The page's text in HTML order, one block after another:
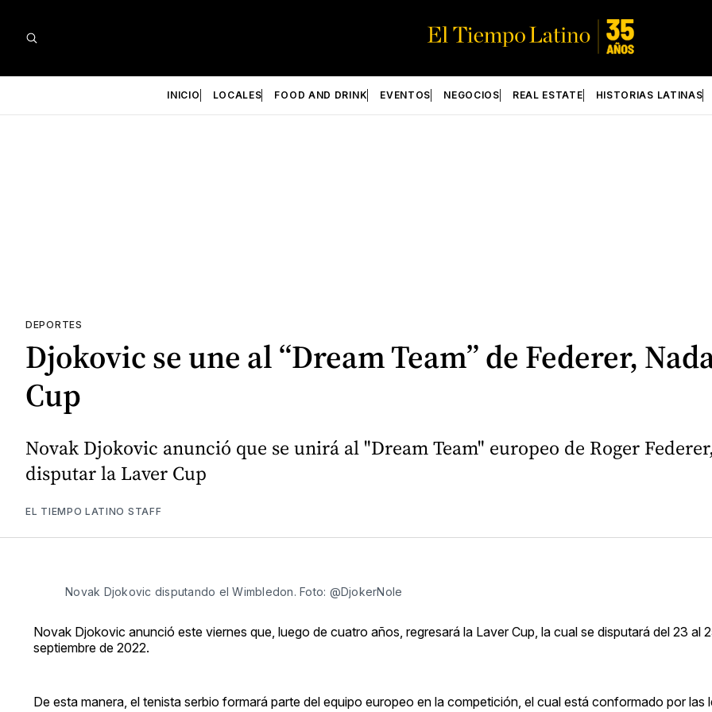
INICIO LOCALES FOOD AND DRINK EVENTOS NEGOCIOS REAL ESTATE HISTORIAS LATINAS
DEPORTES
Djokovic se une al “Dream Team” de Federer,
Cup
Novak Djokovic anunció que se unirá al "Dream Team" europeo de Roger
disputar la Laver Cup
EL TIEMPO LATINO STAFF
Novak Djokovic disputando el Wimbledon. Foto: @DjokerNole
Novak Djokovic anunció este viernes que, luego de cuatro años, regresará la Laver Cup, la cual se disputará del 23 al
septiembre de 2022.
De esta manera, el tenista serbio formará parte del equipo europeo en la competición, el cual está conformado por las